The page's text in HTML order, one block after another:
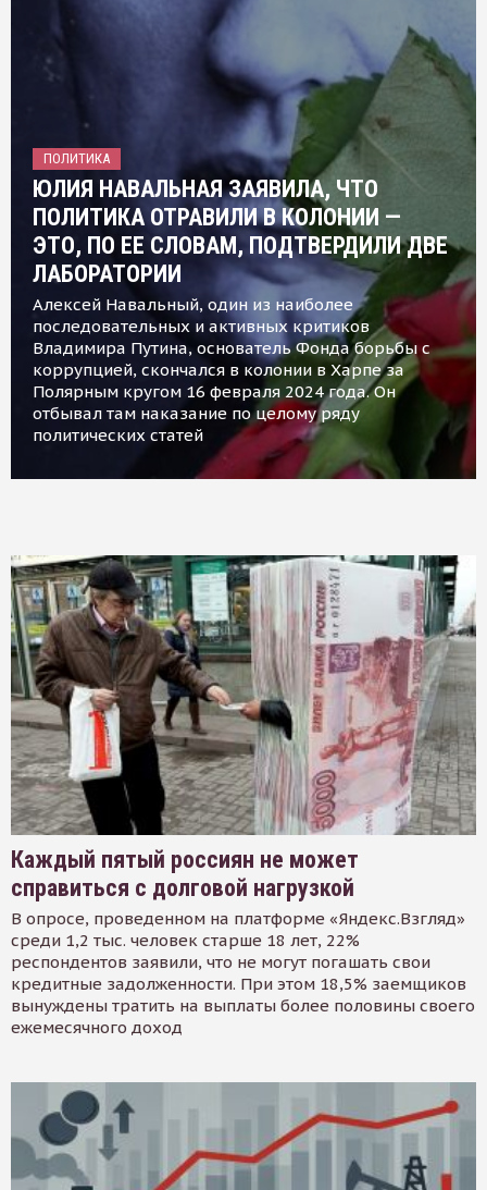
ПОЛИТИКА
ЮЛИЯ НАВАЛЬНАЯ ЗАЯВИЛА, ЧТО
ПОЛИТИКА ОТРАВИЛИ В КОЛОНИИ —
ЭТО, ПО ЕЕ СЛОВАМ, ПОДТВЕРДИЛИ ДВЕ
ЛАБОРАТОРИИ
Алексей Навальный, один из наиболее
последовательных и активных критиков
Владимира Путина, основатель Фонда борьбы с
коррупцией, скончался в колонии в Харпе за
Полярным кругом 16 февраля 2024 года. Он
отбывал там наказание по целому ряду
политических статей
Каждый пятый россиян не может
справиться с долговой нагрузкой
В опросе, проведенном на платформе «Яндекс.Взгляд»
среди 1,2 тыс. человек старше 18 лет, 22%
респондентов заявили, что не могут погашать свои
кредитные задолженности. При этом 18,5% заемщиков
вынуждены тратить на выплаты более половины своего
ежемесячного доход